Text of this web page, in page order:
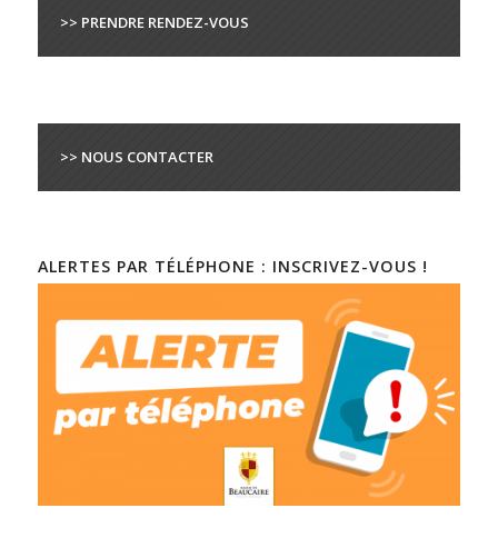
>> PRENDRE RENDEZ-VOUS
>> NOUS CONTACTER
ALERTES PAR TÉLÉPHONE : INSCRIVEZ-VOUS !